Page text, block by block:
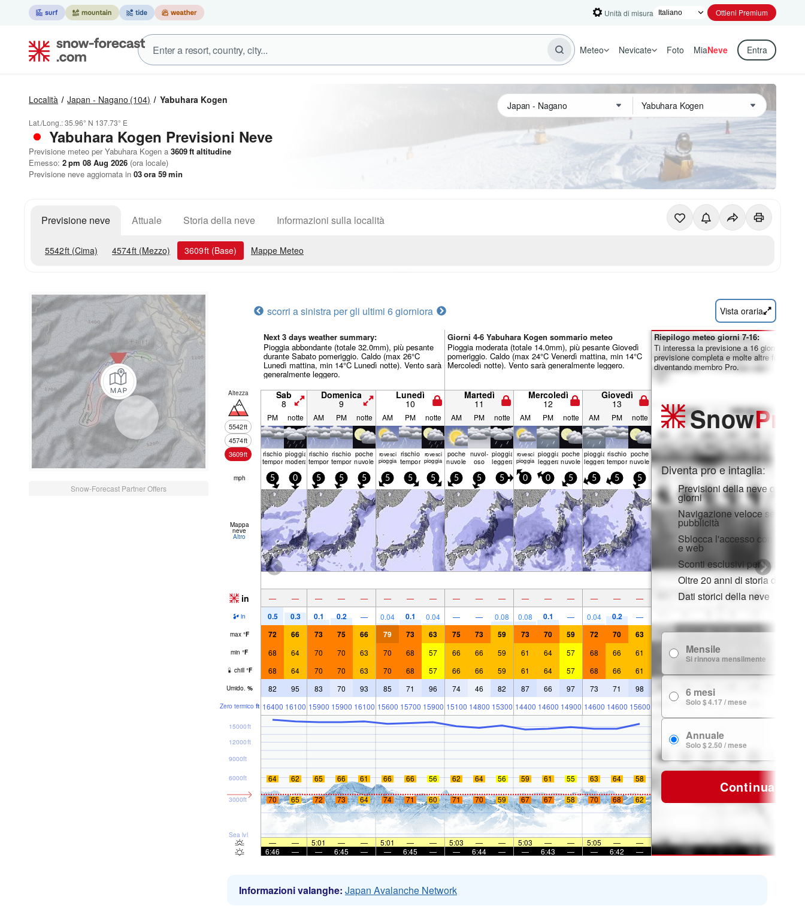
Unità di misura Ottieni Premium
Meteo Nevicate Foto MiaNeve Entra
Località Japan - Nagano (104) Yabuhara Kogen
Lat./Long.:35.96° N 137.73° E
Yabuhara Kogen Previsioni Neve
Previsione meteo per Yabuhara Kogen a 3609ft altitudine
Emesso: 2 pm 08 Aug 2026 (ora locale)
Previsione neve aggiornata in 03ora 59min
Previsione neve Attuale Storia della neve Informazioni sulla località
5542ft (Cima) 4574ft (Mezzo) 3609ft (Base) Mappe Meteo
Snow-Forecast Partner Offers
scorri a sinistra per gli ultimi 6 giorniora Vista oraria
Next 3 days weather summary:
Pioggia abbondante (totale 32.0mm), più pesante
durante Sabato pomeriggio. Caldo (max 26°C
Lunedì mattina, min 14°C Lunedì notte). Vento sarà
generalmente leggero.
Giorni 4-6 Yabuhara Kogen sommario meteo
Pioggia moderata (totale 14.0mm), più pesante Giovedì
pomeriggio. Caldo (max 24°C Venerdì mattina, min 14°C
Mercoledì notte). Vento sarà generalmente leggero.
Altezza
5542ft
4574ft
3609ft
Sab
8
Domenica
9
Lunedì
10
Martedì
11
Mercoledì
12
Giovedì
13
PM notte AM PM notte AM PM notte AM PM notte AM PM notte AM PM notte
rischio
temporale
pioggia
moderata
rischio
temporale
rischio
temporale
poche
nuvole
rovesci
pioggia
rischio
temporale
rovesci
pioggia
poche
nuvole
nuvol-
oso
pioggia
leggera
rovesci
pioggia
pioggia
leggera
poche
nuvole
pioggia
leggera
rischio
temporale
poche
nuvole
mph 5 0 5 5 5 5 5 5 5 5 5 0 0 5 5 5 5
Mappa
neve
Altro
in — — — — — — — — — — — — — — — — —
in 0.5 0.3 0.1 0.2 — 0.04 0.1 0.04 — — 0.08 0.08 0.1 — 0.04 0.2 —
max °F 72 66 73 75 66 79 73 63 75 73 59 73 70 59 72 70 63
min °F 68 64 70 70 63 70 68 57 66 66 59 61 64 57 68 66 61
chill °F 68 64 70 70 63 70 68 57 66 66 59 61 64 57 68 66 61
Umido. % 82 95 83 70 93 85 71 96 74 46 82 87 66 97 73 71 98
Zero termico ft 16400 16100 15900 15900 16100 15600 15700 15900 15100 14800 15300 14400 14600 14900 14600 14600 15600
Sea lvl
3000ft
6000ft
9000ft
12000ft
15000ft
64 62 65 66 61 66 66 56 62 64 56 59 61 55 63 64 58
70 65 72 73 64 74 71 60 71 70 59 67 67 58 70 68 62
— — 5:01 — — 5:01 — — 5:03 — — 5:03 — — 5:05 —
—
6:46
— — 6:45 — — 6:45 — — 6:44 — — 6:43 — — 6:42 —
Riepilogo meteo giorni 7-16:
Ti interessa la previsione a 16 giorni?
previsione completa e molte altre
diventando membro Pro.
SnowPro
Diventa pro e intaglia:
Previsioni della neve orarie e
giorni
Navigazione veloce senza
pubblicità
Sblocca l'accesso completo
e web
Sconti esclusivi per i membri
Oltre 20 anni di storia della
Dati storici della neve
Mensile
Si rinnova mensilmente
6 mesi
Solo $ 4.17 / mese
Annuale
Solo $ 2.50 / mese
Continua
Informazioni valanghe: Japan Avalanche Network